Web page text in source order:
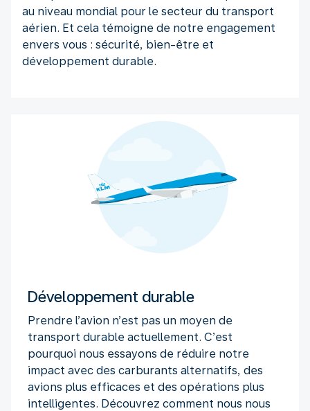
au niveau mondial pour le secteur du transport
aérien. Et cela témoigne de notre engagement
envers vous : sécurité, bien-être et
développement durable.
Développement durable
Prendre l’avion n’est pas un moyen de
transport durable actuellement. C’est
pourquoi nous essayons de réduire notre
impact avec des carburants alternatifs, des
avions plus efficaces et des opérations plus
intelligentes. Découvrez comment nous nous